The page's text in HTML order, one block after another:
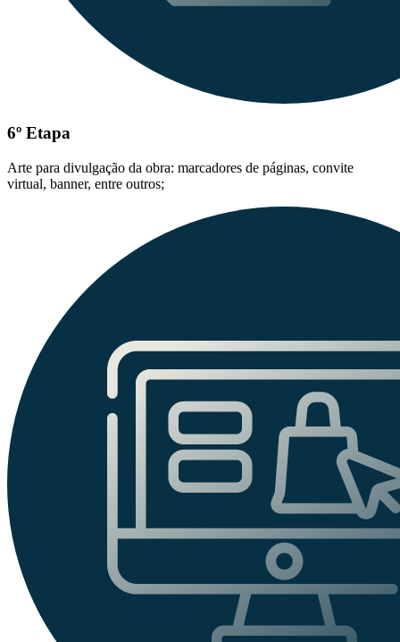
6º Etapa
Arte para divulgação da obra: marcadores de páginas, convite
virtual, banner, entre outros;